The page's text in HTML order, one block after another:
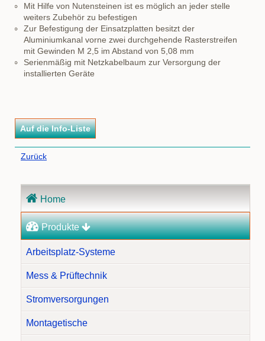
Mit Hilfe von Nutensteinen ist es möglich an jeder stelle
weiters Zubehör zu befestigen
Zur Befestigung der Einsatzplatten besitzt der
Aluminiumkanal vorne zwei durchgehende Rasterstreifen
mit Gewinden M 2,5 im Abstand von 5,08 mm
Serienmäßig mit Netzkabelbaum zur Versorgung der
installierten Geräte
Zurück
überspringen
Home
Produkte
Arbeitsplatz-Systeme
Mess & Prüftechnik
Stromversorgungen
Montagetische